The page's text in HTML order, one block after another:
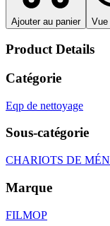
Ajouter au panier Vue
Product Details
Catégorie
Eqp de nettoyage
Sous-catégorie
CHARIOTS DE
Marque
FILMOP